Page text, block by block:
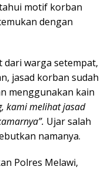
motif korban
dengan
warga setempat,
jasad korban sudah
menggunakan kain
kami melihat jasad
Ujar salah
namanya.
Polres Melawi,